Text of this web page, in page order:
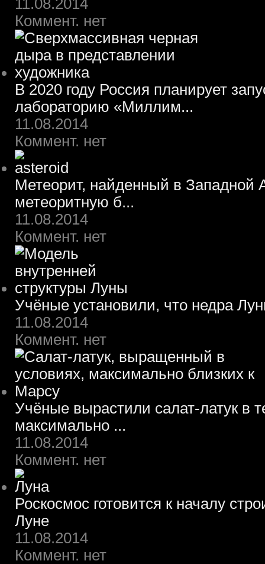
11.08.2014
Коммент. нет
В 2020 году Россия планирует
лабораторию «Миллим...
11.08.2014
Коммент. нет
Метеорит, найденный в Западной
метеоритную б...
11.08.2014
Коммент. нет
Учёные установили, что недра
11.08.2014
Коммент. нет
Учёные вырастили салат-латук в
максимально ...
11.08.2014
Коммент. нет
Роскосмос готовится к началу
Луне
11.08.2014
Коммент. нет